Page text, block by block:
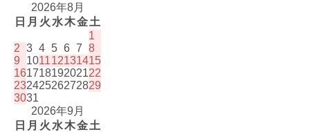
2026年8月
日 月 火 水木金土
1
2 3 4 5 6 7 8
9
101112131415
16171819202122
23242526272829
3031
2026年9月
日 月 火 水木金土